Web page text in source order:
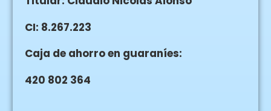
CI: 8.267.223
Caja de ahorro en guaraníes:
420 802 364